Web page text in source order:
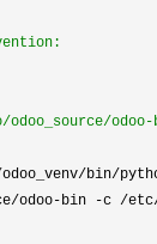
odoo_source/
bin/
odoo-bin -c /